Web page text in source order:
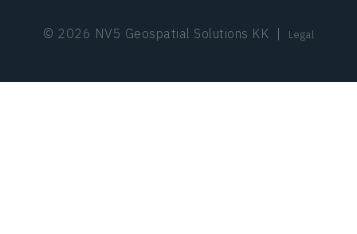
© 2026 NV5 Geospatial Solutions KK | Legal